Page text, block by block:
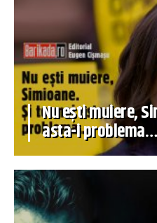
Nu ești muiere,
asta-i problema…